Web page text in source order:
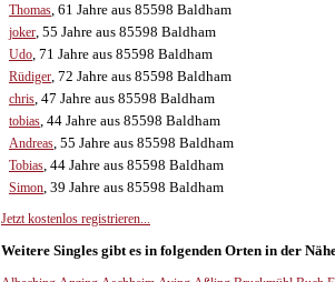
Thomas, 61 Jahre aus 85598 Baldham
joker, 55 Jahre aus 85598 Baldham
Udo, 71 Jahre aus 85598 Baldham
Rüdiger, 72 Jahre aus 85598 Baldham
chris, 47 Jahre aus 85598 Baldham
tobias, 44 Jahre aus 85598 Baldham
Andreas, 55 Jahre aus 85598 Baldham
Tobias, 44 Jahre aus 85598 Baldham
Simon, 39 Jahre aus 85598 Baldham
Jetzt kostenlos registrieren...
Weitere Singles gibt es in folgenden Orten in der